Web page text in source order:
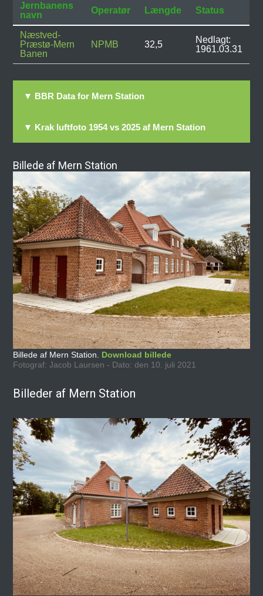
Jernbanens
navn
Operatør Længde Status
Næstved-
Præstø-Mern
Banen
NPMB 32,5
Nedlagt:
1961.03.31
▼ BBR Data for Mern Station
▼ Krak luftfoto 1954 vs 2025 af Mern Station
Billede af Mern Station
Billede af Mern Station. Download billede
Fotograf: Jacob Laursen - Dato: den 10. juli 2021
Billeder af Mern Station